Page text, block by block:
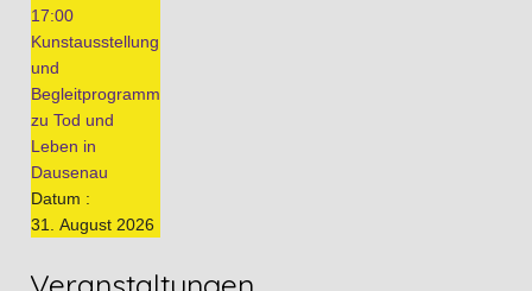
17:00
Kunstausstellung
und
Begleitprogramm
zu Tod und
Leben in
Dausenau
Datum :
31. August 2026